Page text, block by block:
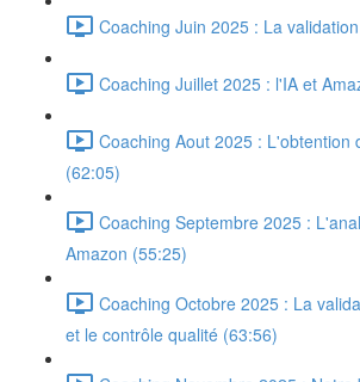
Coaching Juin 2025 : La
Coaching Juillet 2025 : l'IA et
Coaching Aout 2025 : L'obtention
(62:05)
Coaching Septembre 2025 :
Amazon (55:25)
Coaching Octobre 2025 : La
et le contrôle qualité (63:56)